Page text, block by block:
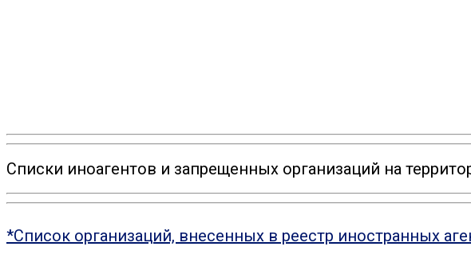
Списки иноагентов и запрещенных организаций на
*Список организаций, внесенных в реестр иностранных